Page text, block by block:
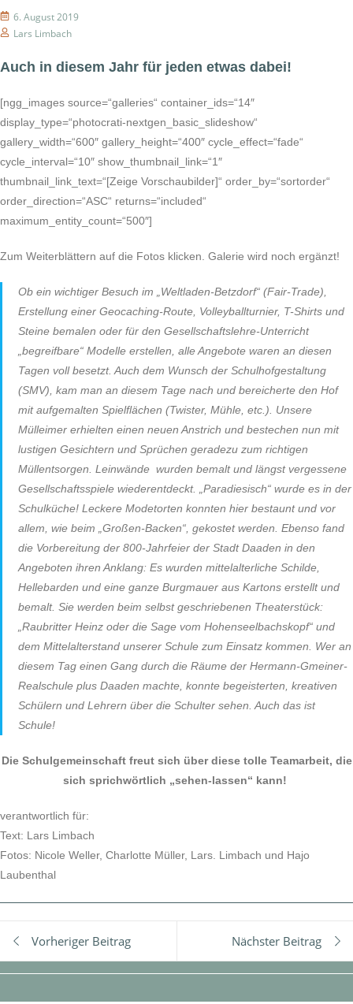
6. August 2019
Lars Limbach
Auch in diesem Jahr für jeden etwas dabei!
[ngg_images source=“galleries“ container_ids=“14″
display_type=“photocrati-nextgen_basic_slideshow“
gallery_width=“600″ gallery_height=“400″ cycle_effect=“fade“
cycle_interval=“10″ show_thumbnail_link=“1″
thumbnail_link_text=“[Zeige Vorschaubilder]“ order_by=“sortorder“
order_direction=“ASC“ returns=“included“
maximum_entity_count=“500″]
Zum Weiterblättern auf die Fotos klicken. Galerie wird noch ergänzt!
Ob ein wichtiger Besuch im „Weltladen-Betzdorf“ (Fair-Trade),
Erstellung einer Geocaching-Route, Volleyballturnier, T-Shirts und
Steine bemalen oder für den Gesellschaftslehre-Unterricht
„begreifbare“ Modelle erstellen, alle Angebote waren an diesen
Tagen voll besetzt. Auch dem Wunsch der Schulhofgestaltung
(SMV), kam man an diesem Tage nach und bereicherte den Hof
mit aufgemalten Spielflächen (Twister, Mühle, etc.). Unsere
Mülleimer erhielten einen neuen Anstrich und bestechen nun mit
lustigen Gesichtern und Sprüchen geradezu zum richtigen
Müllentsorgen. Leinwände wurden bemalt und längst vergessene
Gesellschaftsspiele wiederentdeckt. „Paradiesisch“ wurde es in der
Schulküche! Leckere Modetorten konnten hier bestaunt und vor
allem, wie beim „Großen-Backen“, gekostet werden. Ebenso fand
die Vorbereitung der 800-Jahrfeier der Stadt Daaden in den
Angeboten ihren Anklang: Es wurden mittelalterliche Schilde,
Hellebarden und eine ganze Burgmauer aus Kartons erstellt und
bemalt. Sie werden beim selbst geschriebenen Theaterstück:
„Raubritter Heinz oder die Sage vom Hohenseelbachskopf“ und
dem Mittelalterstand unserer Schule zum Einsatz kommen. Wer an
diesem Tag einen Gang durch die Räume der Hermann-Gmeiner-
Realschule plus Daaden machte, konnte begeisterten, kreativen
Schülern und Lehrern über die Schulter sehen. Auch das ist
Schule!
Die Schulgemeinschaft freut sich über diese tolle Teamarbeit, die
sich sprichwörtlich „sehen-lassen“ kann!
verantwortlich für:
Text: Lars Limbach
Fotos: Nicole Weller, Charlotte Müller, Lars. Limbach und Hajo
Laubenthal
Vorheriger Beitrag Nächster Beitrag